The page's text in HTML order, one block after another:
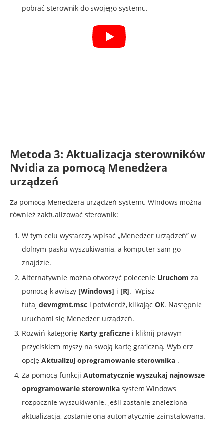
pobrać sterownik do swojego systemu.
Metoda 3: Aktualizacja sterowników
Nvidia za pomocą Menedżera
urządzeń
Za pomocą Menedżera urządzeń systemu Windows można
również zaktualizować sterownik:
W tym celu wystarczy wpisać „Menedżer urządzeń” w
dolnym pasku wyszukiwania, a komputer sam go
znajdzie.
Alternatywnie można otworzyć polecenie Uruchom za
pomocą klawiszy [Windows] i [R]. Wpisz
tutaj devmgmt.msc i potwierdź, klikając OK. Następnie
uruchomi się Menedżer urządzeń.
Rozwiń kategorię Karty graficzne i kliknij prawym
przyciskiem myszy na swoją kartę graficzną. Wybierz
opcję Aktualizuj oprogramowanie sterownika .
Za pomocą funkcji Automatycznie wyszukaj najnowsze
oprogramowanie sterownika system Windows
rozpocznie wyszukiwanie. Jeśli zostanie znaleziona
aktualizacja, zostanie ona automatycznie zainstalowana.